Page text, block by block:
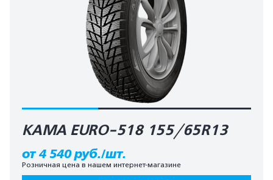
КАМА EURO-518 155/65R13
от 4 540 руб./шт.
Розничная цена в нашем интернет-магазине